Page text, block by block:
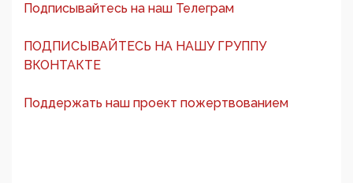
Подписывайтесь на наш Телеграм
ПОДПИСЫВАЙТЕСЬ НА НАШУ ГРУППУ
ВКОНТАКТЕ
Поддержать наш проект пожертвованием